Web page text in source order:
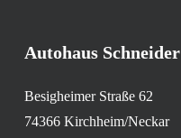
Autohaus Schneider
Besigheimer Straße 62
74366 Kirchheim/Neckar